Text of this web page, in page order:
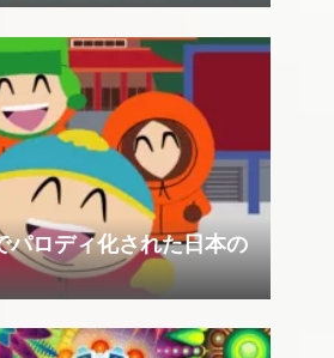
パロディ化された日本の